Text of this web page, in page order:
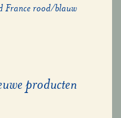
France rood/blauw
producten